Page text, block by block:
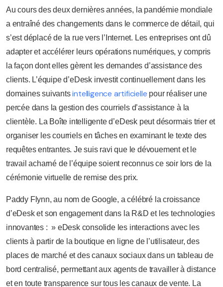
Au cours des deux dernières années, la pandémie mondiale
a entraîné des changements dans le commerce de détail, qui
s’est déplacé de la rue vers l’Internet. Les entreprises ont dû
adapter et accélérer leurs opérations numériques, y compris
la façon dont elles gèrent les demandes d’assistance des
clients. L’équipe d’eDesk investit continuellement dans les
domaines suivantsintelligence artificielle pour réaliser une
percée dans la gestion des courriels d’assistance à la
clientèle. La Boîte intelligente d’eDesk peut désormais trier et
organiser les courriels en tâches en examinant le texte des
requêtes entrantes. Je suis ravi que le dévouement et le
travail acharné de l’équipe soient reconnus ce soir lors de la
cérémonie virtuelle de remise des prix.
Paddy Flynn, au nom de Google, a célébré la croissance
d’eDesk et son engagement dans la R&D et les technologies
innovantes : » eDesk consolide les interactions avec les
clients à partir de la boutique en ligne de l’utilisateur, des
places de marché et des canaux sociaux dans un tableau de
bord centralisé, permettant aux agents de travailler à distance
et en toute transparence sur tous les canaux de vente. La